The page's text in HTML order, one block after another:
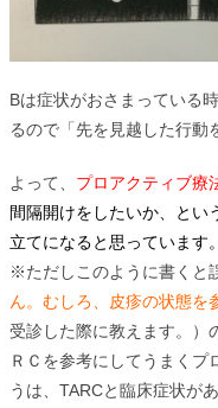
Bは症状がおさまっている
るので「先を見越した行動
よって、 プロアクティブ療
間隔開けをしたいか、とい
立てになると思っています。
※ただしこのように書くと
ん。むしろ、皮疹の状態を
受診した際に教えます。）
ＲＣを参考にしてうまくプ
うは、TARCと臨床症状が